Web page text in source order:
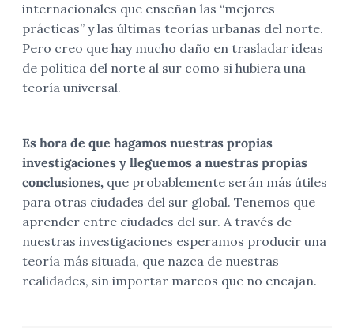
internacionales que enseñan las “mejores
prácticas” y las últimas teorías urbanas del norte.
Pero creo que hay mucho daño en trasladar ideas
de política del norte al sur como si hubiera una
teoría universal.
Es hora de que hagamos nuestras propias
investigaciones y lleguemos a nuestras propias
conclusiones, que probablemente serán más útiles
para otras ciudades del sur global. Tenemos que
aprender entre ciudades del sur. A través de
nuestras investigaciones esperamos producir una
teoría más situada, que nazca de nuestras
realidades, sin importar marcos que no encajan.